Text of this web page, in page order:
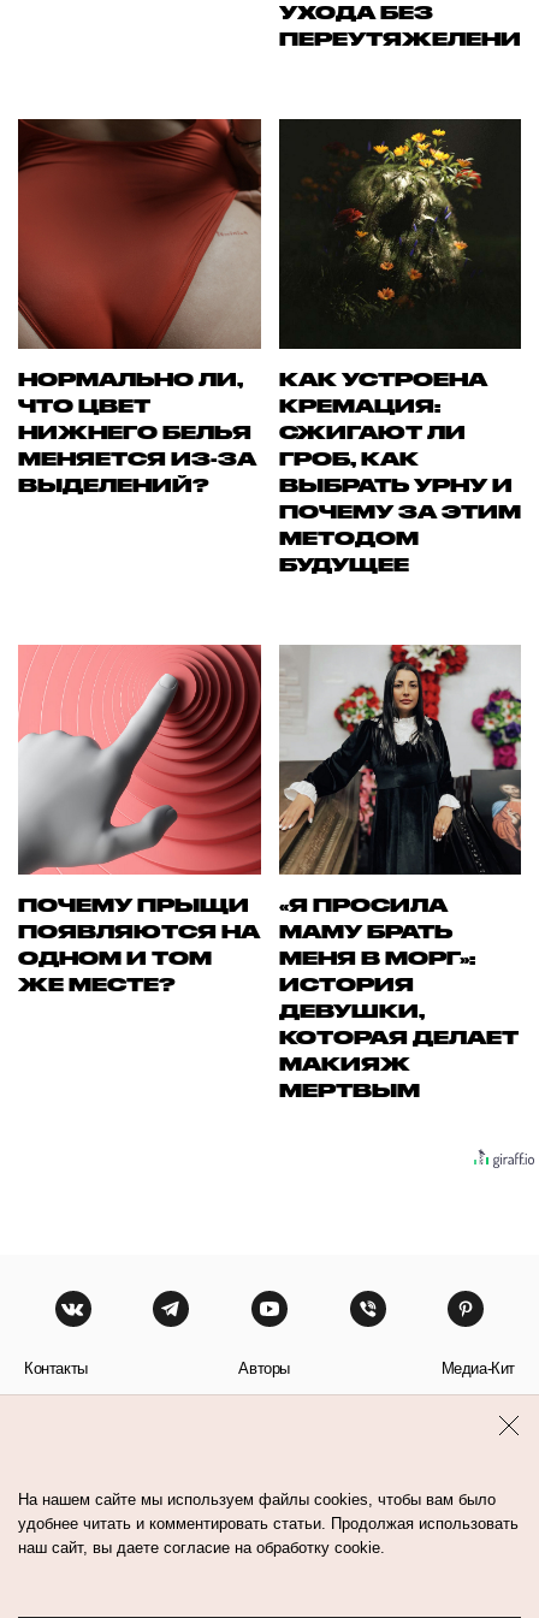
УХОДА БЕЗ
ПЕРЕУТЯЖЕЛЕНИЯ
НОРМАЛЬНО ЛИ,
ЧТО ЦВЕТ
НИЖНЕГО БЕЛЬЯ
МЕНЯЕТСЯ ИЗ-ЗА
ВЫДЕЛЕНИЙ?
КАК УСТРОЕНА
КРЕМАЦИЯ:
СЖИГАЮТ ЛИ
ГРОБ, КАК
ВЫБРАТЬ УРНУ И
ПОЧЕМУ ЗА ЭТИМ
МЕТОДОМ
БУДУЩЕЕ
ПОЧЕМУ ПРЫЩИ
ПОЯВЛЯЮТСЯ НА
ОДНОМ И ТОМ
ЖЕ МЕСТЕ?
«Я ПРОСИЛА
МАМУ БРАТЬ
МЕНЯ В МОРГ»:
ИСТОРИЯ
ДЕВУШКИ,
КОТОРАЯ ДЕЛАЕТ
МАКИЯЖ
МЕРТВЫМ
Контакты Авторы Медиа-Кит
На нашем сайте мы используем файлы cookies, чтобы вам было
удобнее читать и комментировать статьи. Продолжая использовать
наш сайт, вы даете согласие на обработку cookie.